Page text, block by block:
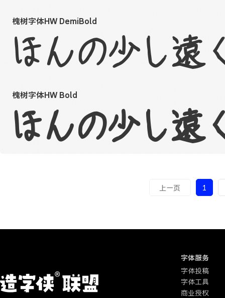
槐树字体HW DemiBold
ほんの少し
槐树字体HW Bold
ほんの少し
上一页 1
字体服务
字体投稿
字体工具
商业授权